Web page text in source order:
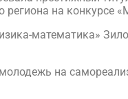
на конкурсе
математика»
на